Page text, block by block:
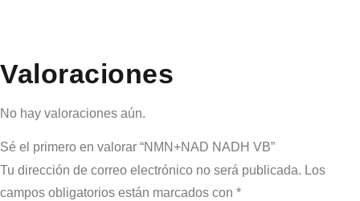
Valoraciones
No hay valoraciones aún.
Sé el primero en valorar “NMN+NAD NADH VB”
Tu dirección de correo electrónico no será publicada. Los
campos obligatorios están marcados con *